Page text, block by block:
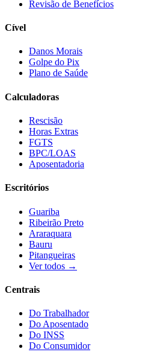
Revisão de Benefícios
Cível
Danos Morais
Golpe do Pix
Plano de Saúde
Calculadoras
Rescisão
Horas Extras
FGTS
BPC/LOAS
Aposentadoria
Escritórios
Guariba
Ribeirão Preto
Araraquara
Bauru
Pitangueiras
Ver todos →
Centrais
Do Trabalhador
Do Aposentado
Do INSS
Do Consumidor